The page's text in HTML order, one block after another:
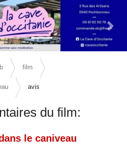
Next
film
avis
du film:
le caniveau